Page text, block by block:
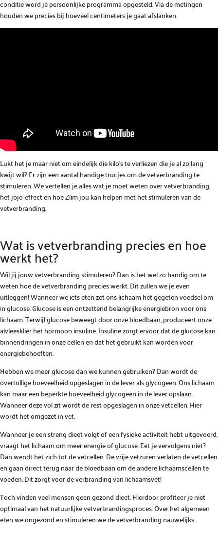
conditie word je persoonlijke programma opgesteld. Via de metingen
houden we precies bij hoeveel centimeters je gaat afslanken.
Lukt het je maar niet om eindelijk die kilo’s te verliezen die je al zo lang
kwijt wil? Er zijn een aantal handige trucjes om de vetverbranding te
stimuleren. We vertellen je alles wat je moet weten over vetverbranding,
het jojo-effect en hoe Zlim jou kan helpen met het stimuleren van de
vetverbranding.
Wat is vetverbranding precies en hoe
werkt het?
Wil jij jouw vetverbranding stimuleren? Dan is het wel zo handig om te
weten hoe de vetverbranding precies werkt. Dit zullen we je even
uitleggen! Wanneer we iets eten zet ons lichaam het gegeten voedsel om
in glucose. Glucose is een ontzettend belangrijke energiebron voor ons
lichaam. Terwijl glucose beweegt door onze bloedbaan, produceert onze
alvleesklier het hormoon insuline. Insuline zorgt ervoor dat de glucose kan
binnendringen in onze cellen en dat het gebruikt kan worden voor
energiebehoeften.
Hebben we meer glucose dan we kunnen gebruiken? Dan wordt de
overtollige hoeveelheid opgeslagen in de lever als glycogeen. Ons lichaam
kan maar een beperkte hoeveelheid glycogeen in de lever opslaan.
Wanneer deze vol zit wordt de rest opgeslagen in onze vetcellen. Hier
wordt het omgezet in vet.
Wanneer je een streng dieet volgt of een fysieke activiteit hebt uitgevoerd,
vraagt het lichaam om meer energie of glucose. Eet je vervolgens niet?
Dan wendt het zich tot de vetcellen. De vrije vetzuren verlaten de vetcellen
en gaan direct terug naar de bloedbaan om de andere lichaamscellen te
voeden. Dit zorgt voor de verbranding van lichaamsvet!
Toch vinden veel mensen geen gezond dieet. Hierdoor profiteer je niet
optimaal van het natuurlijke vetverbrandingsproces. Over het algemeen
eten we ongezond en stimuleren we de vetverbranding nauwelijks.